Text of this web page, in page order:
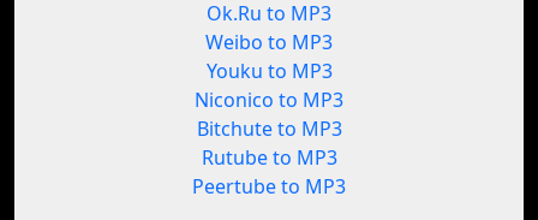
Ok.Ru to MP3
Weibo to MP3
Youku to MP3
Niconico to MP3
Bitchute to MP3
Rutube to MP3
Peertube to MP3